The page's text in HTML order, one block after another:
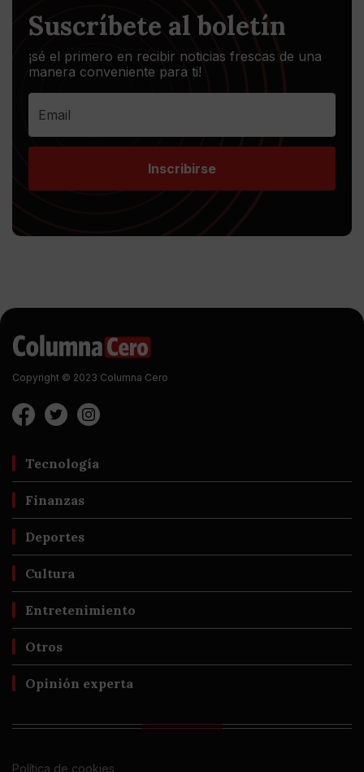
Suscríbete al boletín
¡sé el primero en recibir noticias frescas de una
manera conveniente para ti!
Inscribirse
Copyright © 2023 Columna Cero
Tecnología
Finanzas
Deportes
Cultura
Entretenimiento
Otros
Opinión experta
Política de cookies